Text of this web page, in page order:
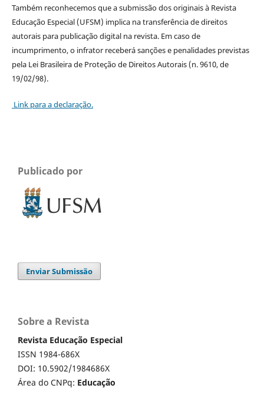
Também reconhecemos que a submissão dos originais à Revista
Educação Especial (UFSM) implica na transferência de direitos
autorais para publicação digital na revista. Em caso de
incumprimento, o infrator receberá sanções e penalidades previstas
pela Lei Brasileira de Proteção de Direitos Autorais (n. 9610, de
19/02/98).
Link para a declaração.
Publicado por
Enviar Submissão
Sobre a Revista
Revista Educação Especial
ISSN 1984-686X
DOI: 10.5902/1984686X
Área do CNPq: Educação